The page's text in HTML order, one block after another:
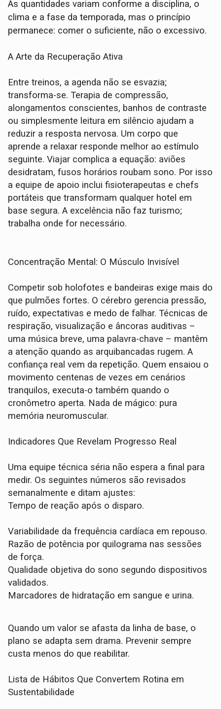
As quantidades variam conforme a disciplina, o
clima e a fase da temporada, mas o princípio
permanece: comer o suficiente, não o excessivo.
A Arte da Recuperação Ativa
Entre treinos, a agenda não se esvazia;
transforma-se. Terapia de compressão,
alongamentos conscientes, banhos de contraste
ou simplesmente leitura em silêncio ajudam a
reduzir a resposta nervosa. Um corpo que
aprende a relaxar responde melhor ao estímulo
seguinte. Viajar complica a equação: aviões
desidratam, fusos horários roubam sono. Por isso
a equipe de apoio inclui fisioterapeutas e chefs
portáteis que transformam qualquer hotel em
base segura. A excelência não faz turismo;
trabalha onde for necessário.
Concentração Mental: O Músculo Invisível
Competir sob holofotes e bandeiras exige mais do
que pulmões fortes. O cérebro gerencia pressão,
ruído, expectativas e medo de falhar. Técnicas de
respiração, visualização e âncoras auditivas –
uma música breve, uma palavra-chave – mantêm
a atenção quando as arquibancadas rugem. A
confiança real vem da repetição. Quem ensaiou o
movimento centenas de vezes em cenários
tranquilos, executa-o também quando o
cronômetro aperta. Nada de mágico: pura
memória neuromuscular.
Indicadores Que Revelam Progresso Real
Uma equipe técnica séria não espera a final para
medir. Os seguintes números são revisados
semanalmente e ditam ajustes:
Tempo de reação após o disparo.
Variabilidade da frequência cardíaca em repouso.
Razão de potência por quilograma nas sessões
de força.
Qualidade objetiva do sono segundo dispositivos
validados.
Marcadores de hidratação em sangue e urina.
Quando um valor se afasta da linha de base, o
plano se adapta sem drama. Prevenir sempre
custa menos do que reabilitar.
Lista de Hábitos Que Convertem Rotina em
Sustentabilidade